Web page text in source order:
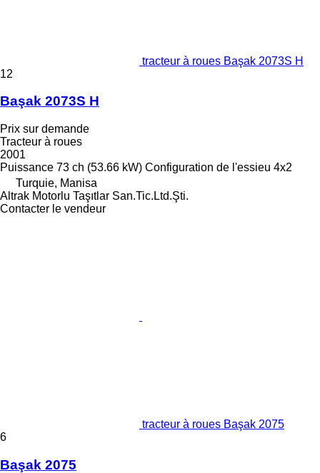
tracteur à roues Başak 2073S H
12
Başak 2073S H
Prix sur demande
Tracteur à roues
2001
Puissance 73 ch (53.66 kW) Configuration de l'essieu 4x2
Turquie, Manisa
Altrak Motorlu Taşıtlar San.Tic.Ltd.Şti.
Contacter le vendeur
tracteur à roues Başak 2075
6
Başak 2075